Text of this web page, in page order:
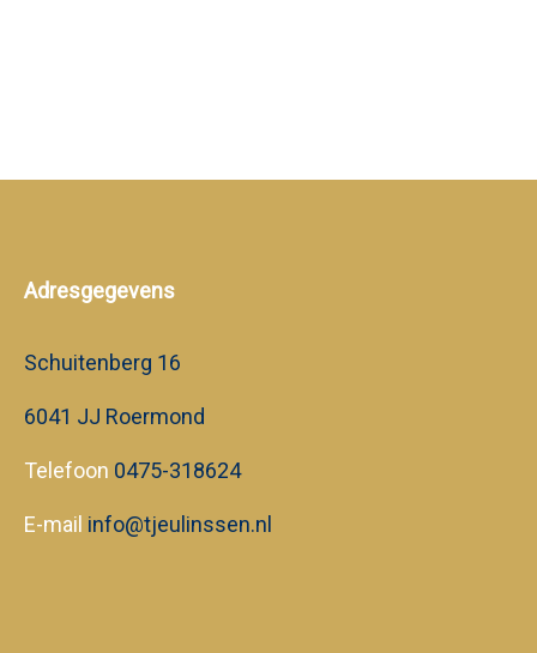
Adresgegevens
Schuitenberg 16
6041 JJ Roermond
Telefoon 0475-318624
E-mail info@tjeulinssen.nl